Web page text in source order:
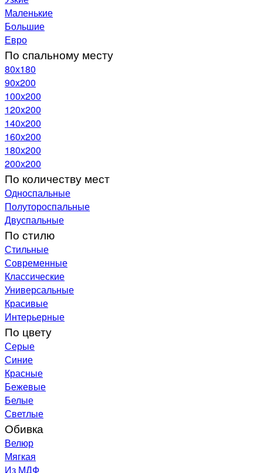
Маленькие
Большие
Евро
По спальному месту
80х180
90х200
100х200
120x200
140х200
160х200
180х200
200х200
По количеству мест
Односпальные
Полутороспальные
Двуспальные
По стилю
Стильные
Современные
Классические
Универсальные
Красивые
Интерьерные
По цвету
Серые
Синие
Красные
Бежевые
Белые
Светлые
Обивка
Велюр
Мягкая
Из МДФ